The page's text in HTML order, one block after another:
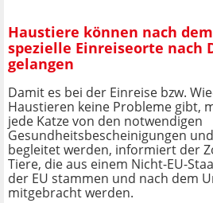
Haustiere können nach
spezielle Einreiseorte nach
gelangen
Damit es bei der Einreise bzw.
Haustieren keine Probleme gibt,
jede Katze von den notwendigen
Gesundheitsbescheinigungen
begleitet werden, informiert der
Tiere, die aus einem Nicht-EU-
der EU stammen und nach dem
mitgebracht werden.